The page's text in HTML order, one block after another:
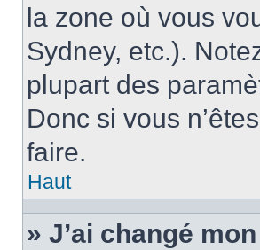
la zone où vous
Sydney, etc.).
plupart des
Donc si vous
faire.
Haut
» J’ai changé